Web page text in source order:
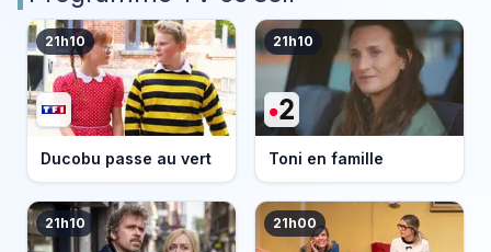
21h10
Ducobu passe au vert
21h10
Toni en famille
21h10 21h00